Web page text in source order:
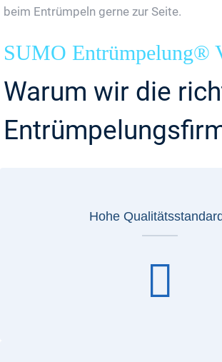
beim Entrümpeln gerne zur Seite.
SUMO Entrümpelung®
Warum wir die
Hohe